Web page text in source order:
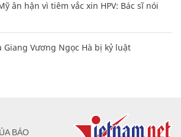
ân hận vì tiêm vắc xin HPV: Bác sĩ nói
Giang Vương Ngọc Hà bị kỷ luật
BÁO